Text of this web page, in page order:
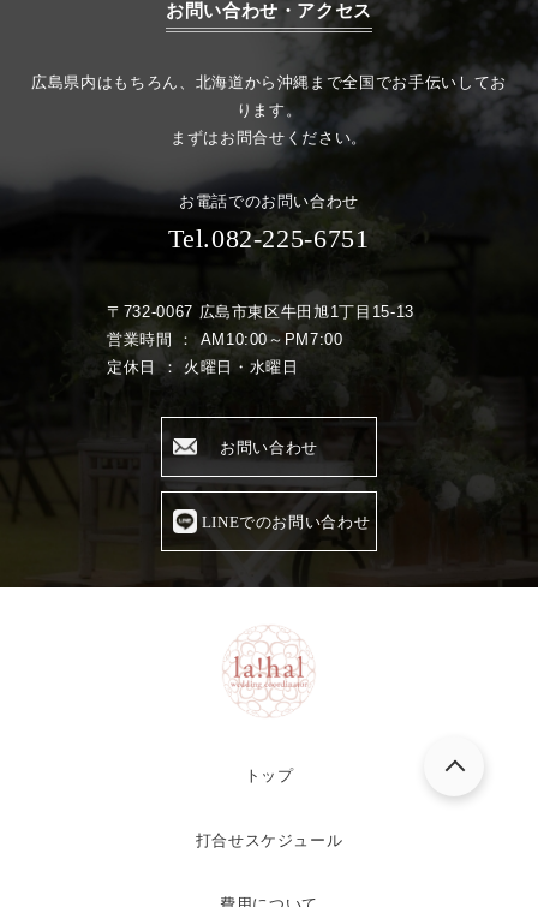
お問い合わせ・アクセス
広島県内はもちろん、北海道から沖縄まで全国でお手伝いしてお
ります。
まずはお問合せください。
お電話でのお問い合わせ
Tel.082-225-6751
〒732-0067 広島市東区牛田旭1丁目15-13
営業時間 ： AM10:00～PM7:00
定休日 ： 火曜日・水曜日
お問い合わせ
LINEでのお問い合わせ
トップ
打合せスケジュール